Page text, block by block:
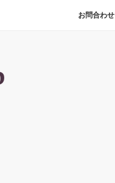
お問合わせ